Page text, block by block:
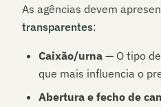
As agências devem
transparentes:
Caixão/urna — O tipo de
que mais influencia o
Abertura e fecho de